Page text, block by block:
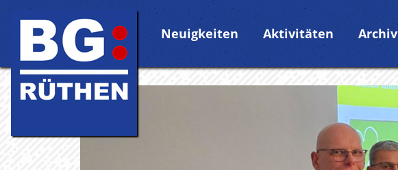
Neuigkeiten Aktivitäten Archiv